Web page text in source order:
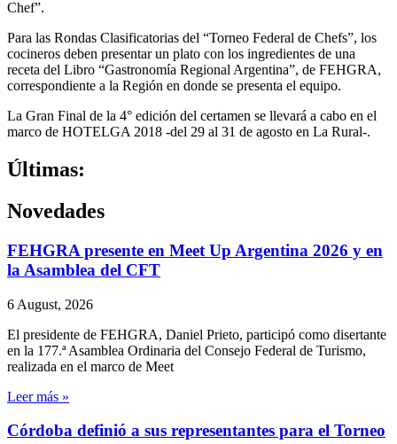
Chef”.
Para las Rondas Clasificatorias del “Torneo Federal de Chefs”, los
cocineros deben presentar un plato con los ingredientes de una
receta del Libro “Gastronomía Regional Argentina”, de FEHGRA,
correspondiente a la Región en donde se presenta el equipo.
La Gran Final de la 4° edición del certamen se llevará a cabo en el
marco de HOTELGA 2018 -del 29 al 31 de agosto en La Rural-.
Últimas:
Novedades
FEHGRA presente en Meet Up Argentina 2026 y en
la Asamblea del CFT
6 August, 2026
El presidente de FEHGRA, Daniel Prieto, participó como disertante
en la 177.ª Asamblea Ordinaria del Consejo Federal de Turismo,
realizada en el marco de Meet
Leer más »
Córdoba definió a sus representantes para el Torneo